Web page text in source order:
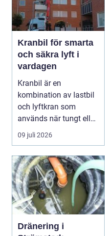
Kranbil för smarta
och säkra lyft i
vardagen
Kranbil är en
kombination av lastbil
och lyftkran som
används när tungt eller
skrymma...
09 juli 2026
Dränering i